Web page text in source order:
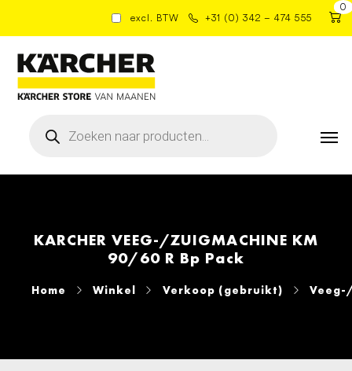
excl. BTW +31 (0) 342 – 474 555
0
zoeken
KARCHER VEEG-/ZUIGMACHINE KM
90/60 R Bp Pack
Home Winkel Verkoop (gebruikt)